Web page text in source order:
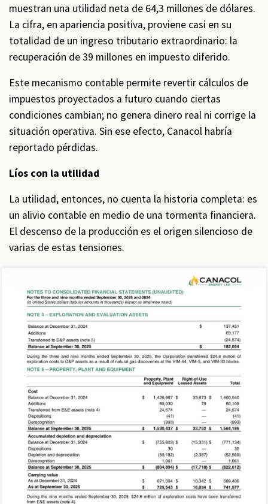
muestran una utilidad neta de 64,3 millones de dólares.
La cifra, en apariencia positiva, proviene casi en su
totalidad de un ingreso tributario extraordinario: la
recuperación de 39 millones en impuesto diferido.
Este mecanismo contable permite revertir cálculos de
impuestos proyectados a futuro cuando ciertas
condiciones cambian; no genera dinero real ni corrige la
situación operativa. Sin ese efecto, Canacol habría
reportado pérdidas.
Líos con la utilidad
La utilidad, entonces, no cuenta la historia completa: es
un alivio contable en medio de una tormenta financiera.
El descenso de la producción es el origen silencioso de
varias de estas tensiones.